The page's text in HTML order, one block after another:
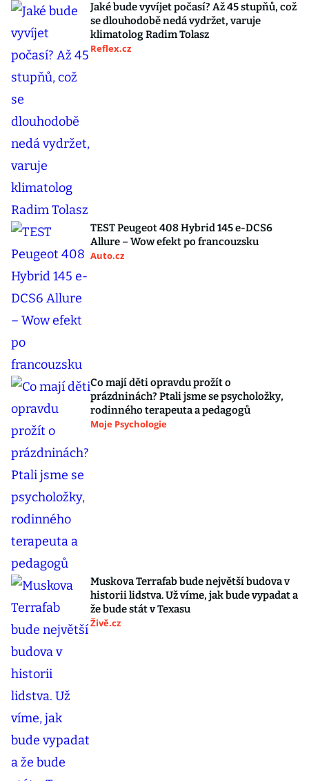
Jaké bude vyvíjet počasí? Až 45 stupňů, což
se dlouhodobě nedá vydržet, varuje
klimatolog Radim Tolasz
Reflex.cz
TEST Peugeot 408 Hybrid 145 e-DCS6
Allure – Wow efekt po francouzsku
Auto.cz
Co mají děti opravdu prožít o
prázdninách? Ptali jsme se psycholožky,
rodinného terapeuta a pedagogů
Moje Psychologie
Muskova Terrafab bude největší budova v
historii lidstva. Už víme, jak bude vypadat a
že bude stát v Texasu
Živě.cz